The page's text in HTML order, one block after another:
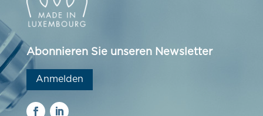
Abonnieren Sie unseren Newsletter
Anmelden